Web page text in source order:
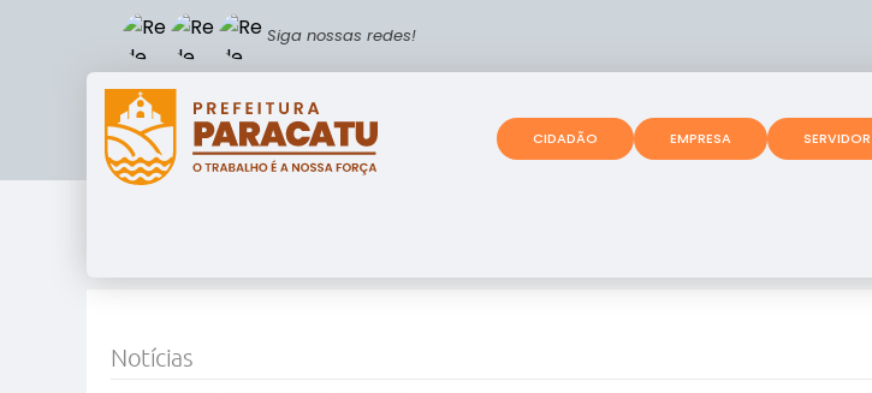
Siga nossas redes!
CIDADÃO EMPRESA SERVIDOR
Notícias